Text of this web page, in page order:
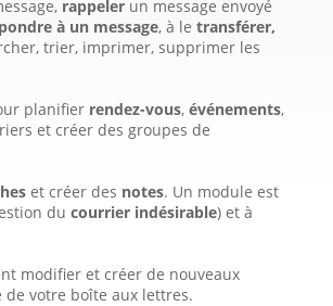
rappeler un message envoyé
à un message, à le transférer,
trier, imprimer, supprimer les
planifier rendez-vous, événements,
et créer des groupes de
et créer des notes. Un module est
du courrier indésirable) et à
modifier et créer de nouveaux
votre boîte aux lettres.